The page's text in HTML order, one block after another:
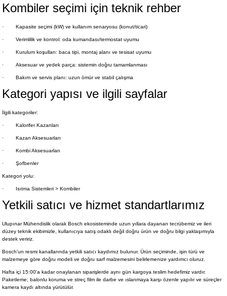
Kombiler seçimi için teknik rehber
· Kapasite seçimi (kW) ve kullanım senaryosu (konut/ticari)
· Verimlilik ve kontrol: oda kumandası/termostat uyumu
· Kurulum koşulları: baca tipi, montaj alanı ve tesisat uyumu
· Aksesuar ve yedek parça: sistemin doğru tamamlanması
· Bakım ve servis planı: uzun ömür ve stabil çalışma
Kategori yapısı ve ilgili sayfalar
İlgili kategoriler:
· Kalorifer Kazanları
· Kazan Aksesuarları
· Kombi Aksesuarları
· Şofbenler
Kategori yolu:
· Isıtma Sistemleri > Kombiler
Yetkili satıcı ve hizmet standartlarımız
Ulupınar Mühendislik olarak Bosch ekosisteminde uzun yıllara dayanan tecrübemiz ve ileri
düzey teknik ekibimizle, kullanıcıya satış odaklı değil doğru ürün ve doğru bilgi yaklaşımıyla
destek veririz.
Bosch'un resmi kanallarında yetkili satıcı kaydımız bulunur. Ürün seçiminde, işin türü ve
malzemeye göre doğru modeli ve doğru sarf malzemesini belirlemenize yardımcı oluruz.
Hafta içi 15:00'a kadar onaylanan siparişlerde aynı gün kargoya teslim hedefimiz vardır.
Paketleme; balonlu koruma ve streç film ile darbe ve ıslanmaya karşı özenle yapılır ve süreçler
kamera kaydı altında yürütülür.